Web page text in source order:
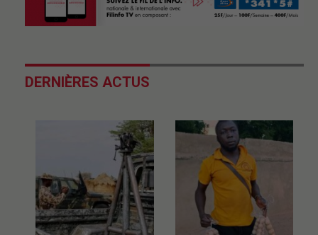
DERNIÈRES ACTUS